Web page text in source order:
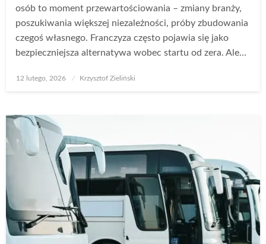
osób to moment przewartościowania – zmiany branży,
poszukiwania większej niezależności, próby zbudowania
czegoś własnego. Franczyza często pojawia się jako
bezpieczniejsza alternatywa wobec startu od zera. Ale…
Opublikowane
12 lutego, 2026 Krzysztof Zieliński